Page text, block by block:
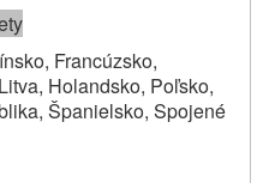
Francúzsko,
Holandsko, Poľsko,
Španielsko, Spojené